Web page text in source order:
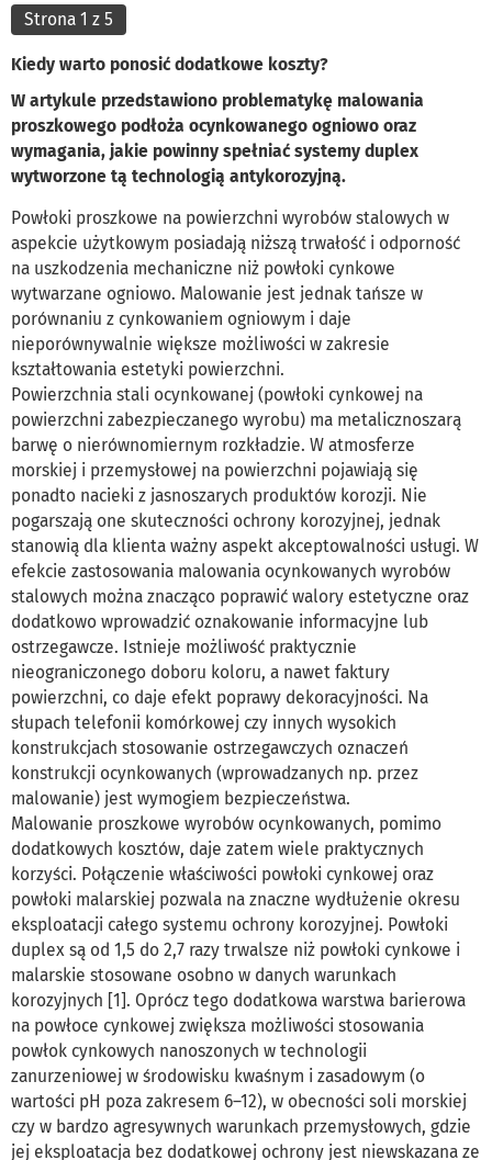
Strona 1 z 5
Kiedy warto ponosić dodatkowe koszty?
W artykule przedstawiono problematykę malowania
proszkowego podłoża ocynkowanego ogniowo oraz
wymagania, jakie powinny spełniać systemy duplex
wytworzone tą technologią antykorozyjną.
Powłoki proszkowe na powierzchni wyrobów stalowych w
aspekcie użytkowym posiadają niższą trwałość i odporność
na uszkodzenia mechaniczne niż powłoki cynkowe
wytwarzane ogniowo. Malowanie jest jednak tańsze w
porównaniu z cynkowaniem ogniowym i daje
nieporównywalnie większe możliwości w zakresie
kształtowania estetyki powierzchni.
Powierzchnia stali ocynkowanej (powłoki cynkowej na
powierzchni zabezpieczanego wyrobu) ma metalicznoszarą
barwę o nierównomiernym rozkładzie. W atmosferze
morskiej i przemysłowej na powierzchni pojawiają się
ponadto nacieki z jasnoszarych produktów korozji. Nie
pogarszają one skuteczności ochrony korozyjnej, jednak
stanowią dla klienta ważny aspekt akceptowalności usługi. W
efekcie zastosowania malowania ocynkowanych wyrobów
stalowych można znacząco poprawić walory estetyczne oraz
dodatkowo wprowadzić oznakowanie informacyjne lub
ostrzegawcze. Istnieje możliwość praktycznie
nieograniczonego doboru koloru, a nawet faktury
powierzchni, co daje efekt poprawy dekoracyjności. Na
słupach telefonii komórkowej czy innych wysokich
konstrukcjach stosowanie ostrzegawczych oznaczeń
konstrukcji ocynkowanych (wprowadzanych np. przez
malowanie) jest wymogiem bezpieczeństwa.
Malowanie proszkowe wyrobów ocynkowanych, pomimo
dodatkowych kosztów, daje zatem wiele praktycznych
korzyści. Połączenie właściwości powłoki cynkowej oraz
powłoki malarskiej pozwala na znaczne wydłużenie okresu
eksploatacji całego systemu ochrony korozyjnej. Powłoki
duplex są od 1,5 do 2,7 razy trwalsze niż powłoki cynkowe i
malarskie stosowane osobno w danych warunkach
korozyjnych [1]. Oprócz tego dodatkowa warstwa barierowa
na powłoce cynkowej zwiększa możliwości stosowania
powłok cynkowych nanoszonych w technologii
zanurzeniowej w środowisku kwaśnym i zasadowym (o
wartości pH poza zakresem 6–12), w obecności soli morskiej
czy w bardzo agresywnych warunkach przemysłowych, gdzie
jej eksploatacja bez dodatkowej ochrony jest niewskazana ze